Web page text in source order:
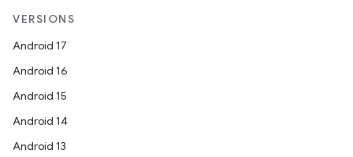
VERSIONS
Android 17
Android 16
Android 15
Android 14
Android 13